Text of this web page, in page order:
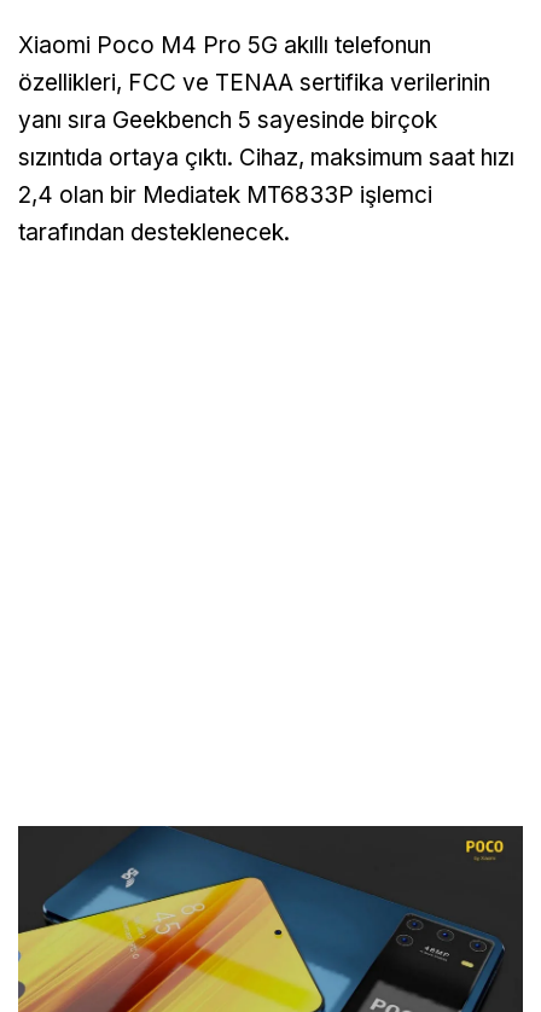
Xiaomi Poco M4 Pro 5G akıllı telefonun
özellikleri, FCC ve TENAA sertifika verilerinin
yanı sıra Geekbench 5 sayesinde birçok
sızıntıda ortaya çıktı. Cihaz, maksimum saat hızı
2,4 olan bir Mediatek MT6833P işlemci
tarafından desteklenecek.